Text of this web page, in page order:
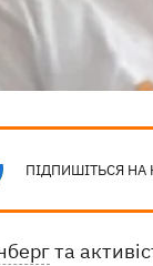
ПІДПИШІТЬСЯ НА
та